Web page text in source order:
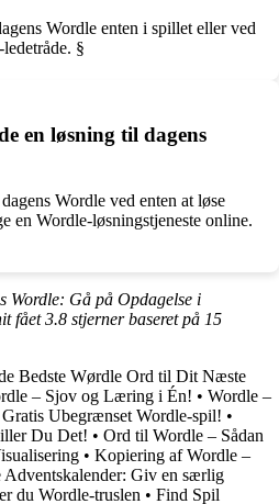
Wordle enten i spillet eller ved
§
en løsning til dagens
Wordle ved enten at løse
en Wordle-løsningstjeneste online.
Wordle: Gå på Opdagelse i
fået3.8 stjerner baseret på 15
Bedste Wørdle Ord til Dit Næste
– Sjov og Læring i Én! • Wordle –
Gratis Ubegrænset Wordle-spil! •
Du Det! • Ord til Wordle – Sådan
• Kopiering af Wordle –
Adventskalender: Giv en særlig
du Wordle-truslen • Find Spil